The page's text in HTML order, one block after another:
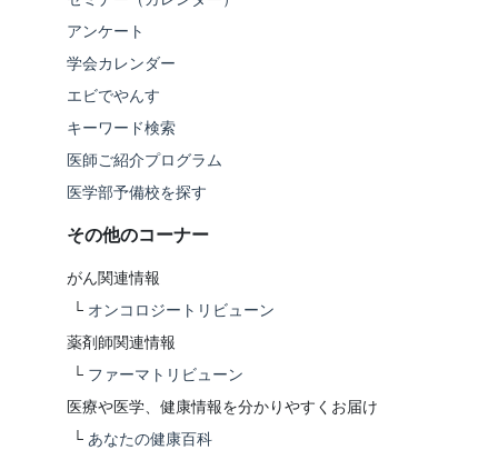
アンケート
学会カレンダー
エビでやんす
キーワード検索
医師ご紹介プログラム
医学部予備校を探す
その他のコーナー
がん関連情報
└ オンコロジートリビューン
薬剤師関連情報
└ ファーマトリビューン
医療や医学、健康情報を分かりやすくお届け
└ あなたの健康百科